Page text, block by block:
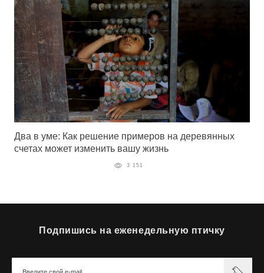
Два в уме: Как решение примеров на деревянных
счетах может изменить вашу жизнь
3 151
Подпишись на еженедельную птичку